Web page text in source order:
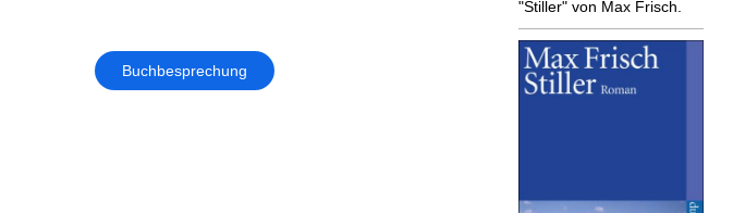
Buchbesprechung
"Stiller" von Max Frisch.